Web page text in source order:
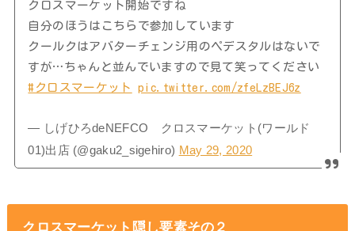
クロスマーケット開始ですね
自分のほうはこちらで参加しています
クールクはアバターチェンジ用のペデスタルはないで
すが…ちゃんと並んでいますので見て笑ってください
#クロスマーケット
pic.twitter.com/zfeLzBEJ6z
— しげひろdeNEFCO クロスマーケット(ワールド
01)出店 (@gaku2_sigehiro) May 29, 2020
クロスマーケット隠し要素その２